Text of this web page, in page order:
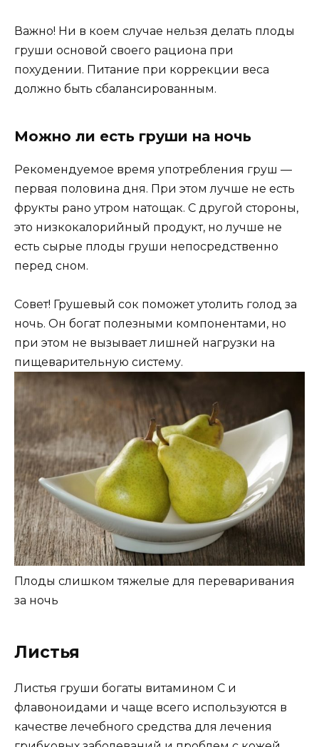
Важно! Ни в коем случае нельзя делать плоды
груши основой своего рациона при
похудении. Питание при коррекции веса
должно быть сбалансированным.
Можно ли есть груши на ночь
Рекомендуемое время употребления груш —
первая половина дня. При этом лучше не есть
фрукты рано утром натощак. С другой стороны,
это низкокалорийный продукт, но лучше не
есть сырые плоды груши непосредственно
перед сном.
Совет! Грушевый сок поможет утолить голод за
ночь. Он богат полезными компонентами, но
при этом не вызывает лишней нагрузки на
пищеварительную систему.
Плоды слишком тяжелые для переваривания
за ночь
Листья
Листья груши богаты витамином С и
флавоноидами и чаще всего используются в
качестве лечебного средства для лечения